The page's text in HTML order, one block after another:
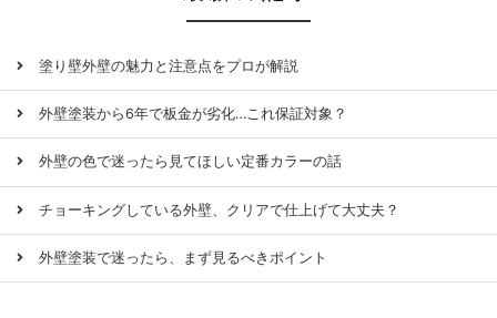
塗り壁外壁の魅力と注意点をプロが解説
外壁塗装から6年で板金が劣化…これ保証対象？
外壁の色で迷ったら見てほしい定番カラーの話
チョーキングしている外壁、クリアで仕上げて大丈夫？
外壁塗装で迷ったら、まず見るべきポイント